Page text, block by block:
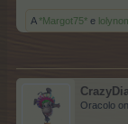
A *Margot75* e
Oracolo